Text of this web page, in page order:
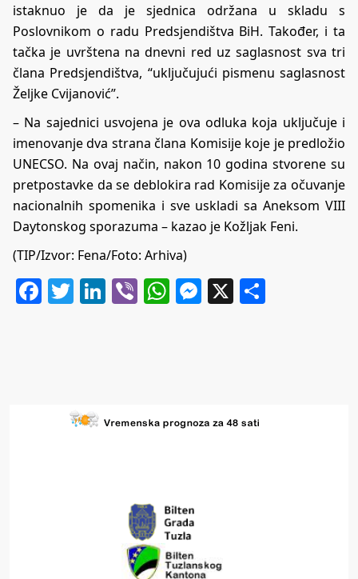
istaknuo je da je sjednica održana u skladu s
Poslovnikom o radu Predsjendištva BiH. Također, i ta
tačka je uvrštena na dnevni red uz saglasnost sva tri
člana Predsjendištva, “uključujući pismenu saglasnost
Željke Cvijanović”.
– Na sajednici usvojena je ova odluka koja uključuje i
imenovanje dva strana člana Komisije koje je predložio
UNECSO. Na ovaj način, nakon 10 godina stvorene su
pretpostavke da se deblokira rad Komisije za očuvanje
nacionalnih spomenika i sve uskladi sa Aneksom VIII
Daytonskog sporazuma – kazao je Kožljak Feni.
(TIP/Izvor: Fena/Foto: Arhiva)
Facebook
Twitter
LinkedIn
ViberWhatsApp
Messenger
X